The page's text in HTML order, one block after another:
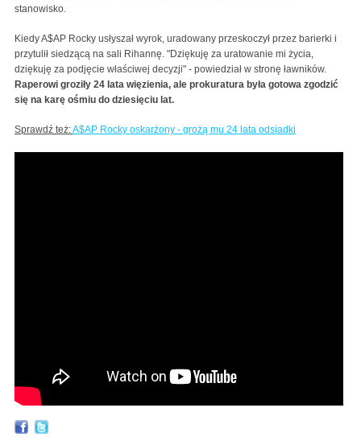
stanowisko.
Kiedy A$AP Rocky usłyszał wyrok, uradowany przeskoczył przez barierki i
przytulił siedzącą na sali Rihannę. "Dziękuję za uratowanie mi życia,
dziękuję za podjęcie właściwej decyzji" - powiedział w stronę ławników.
Raperowi groziły 24 lata więzienia, ale prokuratura była gotowa zgodzić
się na karę ośmiu do dziesięciu lat.
Sprawdź też:A$AP Rocky oskarżony - grożą mu 24 lata odsiadki